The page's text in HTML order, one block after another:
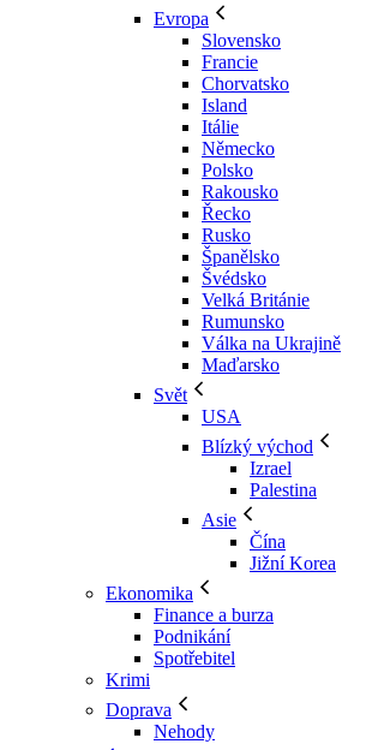
Evropa
Slovensko
Francie
Chorvatsko
Island
Itálie
Německo
Polsko
Rakousko
Řecko
Rusko
Španělsko
Švédsko
Velká Británie
Rumunsko
Válka na Ukrajině
Maďarsko
Svět
USA
Blízký východ
Izrael
Palestina
Asie
Čína
Jižní Korea
Ekonomika
Finance a burza
Podnikání
Spotřebitel
Krimi
Doprava
Nehody